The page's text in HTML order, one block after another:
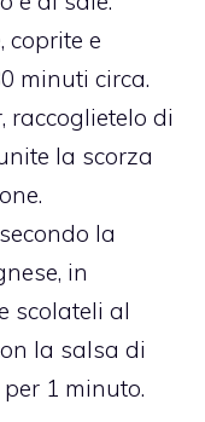
coprite e
minuti circa.
raccoglietelo di
la scorza
la
in
scolateli al
la salsa di
1 minuto.